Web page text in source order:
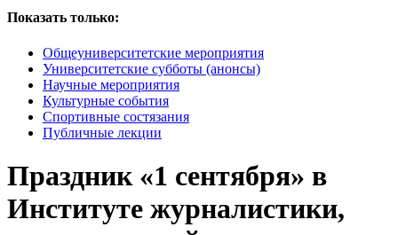
Показать только:
Общеуниверситетские мероприятия
Университетские субботы (анонсы)
Научные мероприятия
Культурные события
Спортивные состязания
Публичные лекции
Праздник «1 сентября» в
Институте журналистики,